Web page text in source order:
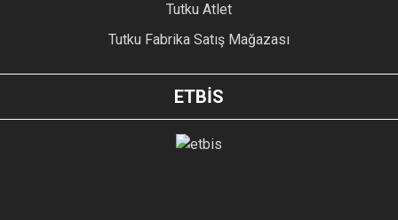
Tutku Atlet
Tutku Fabrika Satış Mağazası
ETBİS